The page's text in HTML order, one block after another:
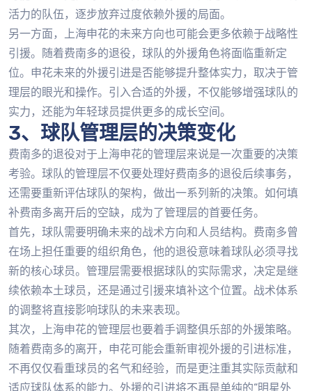
活力的队伍，逐步放弃过度依赖外援的局面。
另一方面，上海申花的未来方向也可能会更多依赖于战略性
引援。随着费南多的退役，球队的外援角色将面临重新定
位。申花未来的外援引进是否能够提升整体实力，取决于管
理层的眼光和操作。引入合适的外援，不仅能够增强球队的
实力，还能为年轻球员提供更多的成长空间。
3、球队管理层的决策变化
费南多的退役对于上海申花的管理层来说是一次重要的决策
考验。球队的管理层不仅要处理好费南多的退役后续事务，
还需要重新评估球队的架构，做出一系列新的决策。如何填
补费南多离开后的空缺，成为了管理层的首要任务。
首先，球队需要明确未来的战术方向和人员结构。费南多曾
在场上担任重要的组织角色，他的退役意味着球队必须寻找
新的核心球员。管理层需要根据球队的实际需求，决定是继
续依赖本土球员，还是通过引援来填补这个位置。战术体系
的调整将直接影响球队的未来表现。
其次，上海申花的管理层也要着手调整俱乐部的外援策略。
随着费南多的离开，申花可能会重新审视外援的引进标准，
不再仅仅看重球员的名气和经验，而是更注重其实际贡献和
适应球队体系的能力。外援的引进将不再是单纯的“明星外